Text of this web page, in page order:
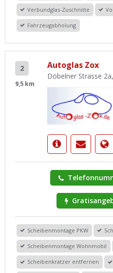
Verbundglas-Zuschnitte
Fahrzeugabholung
2
9,5 km
Autoglas Zox
Döbelner Strasse
Scheibenmontage PKW
Scheibenmontage Wohnmobil
Scheibenkratzer entfernen